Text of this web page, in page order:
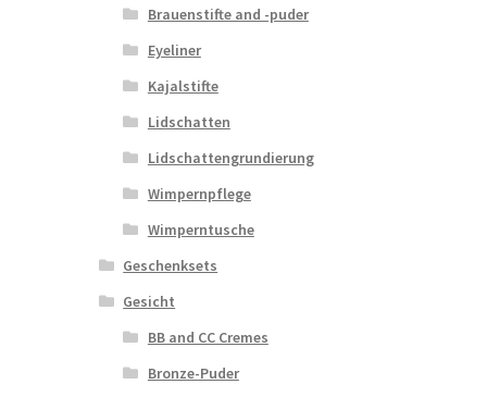
Brauenstifte and -puder
Eyeliner
Kajalstifte
Lidschatten
Lidschattengrundierung
Wimpernpflege
Wimperntusche
Geschenksets
Gesicht
BB and CC Cremes
Bronze-Puder